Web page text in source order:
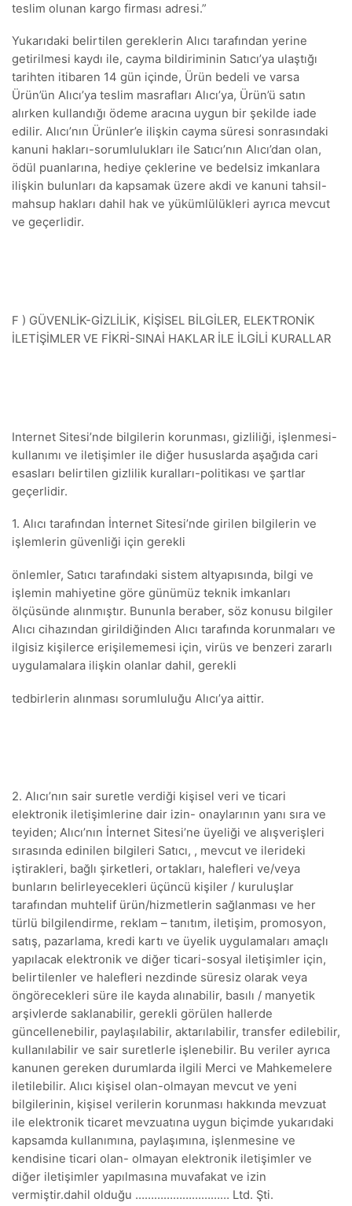
teslim olunan kargo firması adresi.”
Yukarıdaki belirtilen gereklerin Alıcı tarafından yerine
getirilmesi kaydı ile, cayma bildiriminin Satıcı’ya ulaştığı
tarihten itibaren 14 gün içinde, Ürün bedeli ve varsa
Ürün’ün Alıcı’ya teslim masrafları Alıcı’ya, Ürün’ü satın
alırken kullandığı ödeme aracına uygun bir şekilde iade
edilir. Alıcı’nın Ürünler’e ilişkin cayma süresi sonrasındaki
kanuni hakları-sorumlulukları ile Satıcı’nın Alıcı’dan olan,
ödül puanlarına, hediye çeklerine ve bedelsiz imkanlara
ilişkin bulunları da kapsamak üzere akdi ve kanuni tahsil-
mahsup hakları dahil hak ve yükümlülükleri ayrıca mevcut
ve geçerlidir.
F ) GÜVENLİK-GİZLİLİK, KİŞİSEL BİLGİLER, ELEKTRONİK
İLETİŞİMLER VE FİKRİ-SINAİ HAKLAR İLE İLGİLİ KURALLAR
Internet Sitesi’nde bilgilerin korunması, gizliliği, işlenmesi-
kullanımı ve iletişimler ile diğer hususlarda aşağıda cari
esasları belirtilen gizlilik kuralları-politikası ve şartlar
geçerlidir.
1. Alıcı tarafından İnternet Sitesi’nde girilen bilgilerin ve
işlemlerin güvenliği için gerekli
önlemler, Satıcı tarafındaki sistem altyapısında, bilgi ve
işlemin mahiyetine göre günümüz teknik imkanları
ölçüsünde alınmıştır. Bununla beraber, söz konusu bilgiler
Alıcı cihazından girildiğinden Alıcı tarafında korunmaları ve
ilgisiz kişilerce erişilememesi için, virüs ve benzeri zararlı
uygulamalara ilişkin olanlar dahil, gerekli
tedbirlerin alınması sorumluluğu Alıcı’ya aittir.
2. Alıcı’nın sair suretle verdiği kişisel veri ve ticari
elektronik iletişimlerine dair izin- onaylarının yanı sıra ve
teyiden; Alıcı’nın İnternet Sitesi’ne üyeliği ve alışverişleri
sırasında edinilen bilgileri Satıcı, , mevcut ve ilerideki
iştirakleri, bağlı şirketleri, ortakları, halefleri ve/veya
bunların belirleyecekleri üçüncü kişiler / kuruluşlar
tarafından muhtelif ürün/hizmetlerin sağlanması ve her
türlü bilgilendirme, reklam – tanıtım, iletişim, promosyon,
satış, pazarlama, kredi kartı ve üyelik uygulamaları amaçlı
yapılacak elektronik ve diğer ticari-sosyal iletişimler için,
belirtilenler ve halefleri nezdinde süresiz olarak veya
öngörecekleri süre ile kayda alınabilir, basılı / manyetik
arşivlerde saklanabilir, gerekli görülen hallerde
güncellenebilir, paylaşılabilir, aktarılabilir, transfer edilebilir,
kullanılabilir ve sair suretlerle işlenebilir. Bu veriler ayrıca
kanunen gereken durumlarda ilgili Merci ve Mahkemelere
iletilebilir. Alıcı kişisel olan-olmayan mevcut ve yeni
bilgilerinin, kişisel verilerin korunması hakkında mevzuat
ile elektronik ticaret mevzuatına uygun biçimde yukarıdaki
kapsamda kullanımına, paylaşımına, işlenmesine ve
kendisine ticari olan- olmayan elektronik iletişimler ve
diğer iletişimler yapılmasına muvafakat ve izin
vermiştir.dahil olduğu ………………………… Ltd. Şti.